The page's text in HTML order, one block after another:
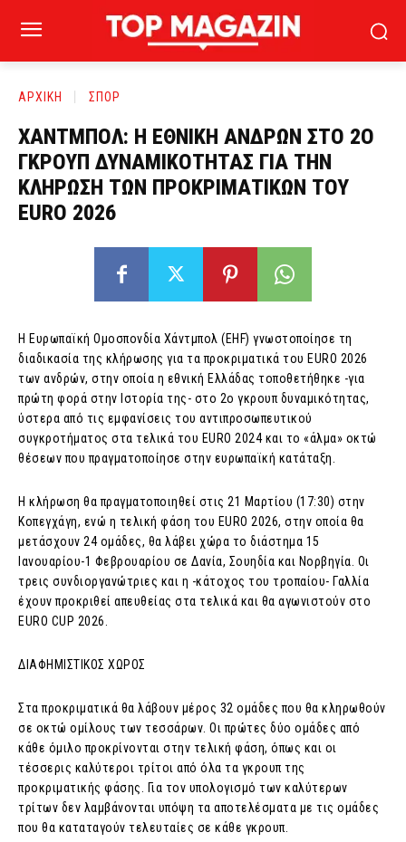
ΑΡΧΙΚΗ ΣΠΟΡ
ΧΑΝΤΜΠΟΛ: Η ΕΘΝΙΚΗ ΑΝΔΡΩΝ ΣΤΟ 2Ο
ΓΚΡΟΥΠ ΔΥΝΑΜΙΚΟΤΗΤΑΣ ΓΙΑ ΤΗΝ
ΚΛΗΡΩΣΗ ΤΩΝ ΠΡΟΚΡΙΜΑΤΙΚΩΝ ΤΟΥ
EURO 2026
Η Ευρωπαϊκή Ομοσπονδία Χάντμπολ (EHF) γνωστοποίησε τη
διαδικασία της κλήρωσης για τα προκριματικά του EURO 2026
των ανδρών, στην οποία η εθνική Ελλάδας τοποθετήθηκε -για
πρώτη φορά στην Ιστορία της- στο 2ο γκρουπ δυναμικότητας,
ύστερα από τις εμφανίσεις του αντιπροσωπευτικού
συγκροτήματος στα τελικά του EURO 2024 και το «άλμα» οκτώ
θέσεων που πραγματοποίησε στην ευρωπαϊκή κατάταξη.
Η κλήρωση θα πραγματοποιηθεί στις 21 Μαρτίου (17:30) στην
Κοπεγχάγη, ενώ η τελική φάση του EURO 2026, στην οποία θα
μετάσχουν 24 ομάδες, θα λάβει χώρα το διάστημα 15
Ιανουαρίου-1 Φεβρουαρίου σε Δανία, Σουηδία και Νορβηγία. Οι
τρεις συνδιοργανώτριες και η -κάτοχος του τροπαίου- Γαλλία
έχουν προκριθεί απευθείας στα τελικά και θα αγωνιστούν στο
EURO CUP 2026.
ΔΙΑΦΗΜΙΣΤΙΚΟΣ ΧΩΡΟΣ
Στα προκριματικά θα λάβουν μέρος 32 ομάδες που θα κληρωθούν
σε οκτώ ομίλους των τεσσάρων. Οι πρώτες δύο ομάδες από
κάθε όμιλο προκρίνονται στην τελική φάση, όπως και οι
τέσσερις καλύτεροι τρίτοι από όλα τα γκρουπ της
προκριματικής φάσης. Για τον υπολογισμό των καλύτερων
τρίτων δεν λαμβάνονται υπόψη τα αποτελέσματα με τις ομάδες
που θα καταταγούν τελευταίες σε κάθε γκρουπ.